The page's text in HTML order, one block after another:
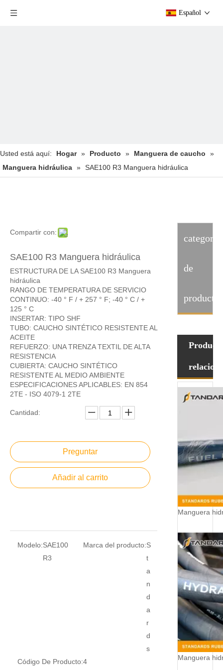
Español
Usted está aquí: Hogar » Producto » Manguera de caucho
»
Manguera hidráulica » SAE100 R3 Manguera hidráulica
Compartir con:
SAE100 R3 Manguera hidráulica
ESTRUCTURA DE LA SAE100 R3 Manguera
hidráulica
RANGO DE TEMPERATURA DE SERVICIO
CONTINUO: -40 ° F / + 257 ° F; -40 ° C / +
125 ° C
INSERTAR: TIPO SHF
TUBO: CAUCHO SINTÉTICO RESISTENTE AL
ACEITE
REFUERZO: UNA TRENZA TEXTIL DE ALTA
RESISTENCIA
CUBIERTA: CAUCHO SINTÉTICO
RESISTENTE AL MEDIO AMBIENTE
ESPECIFICACIONES APLICABLES: EN 854
2TE - ISO 4079-1 2TE
Cantidad:
Preguntar
Añadir al carrito
Modelo:SAE100
R3
Marca del producto:S
t
a
n
d
a
r
d
s
Código De Producto:4
categoria
de
producto
Manguera
Manguera